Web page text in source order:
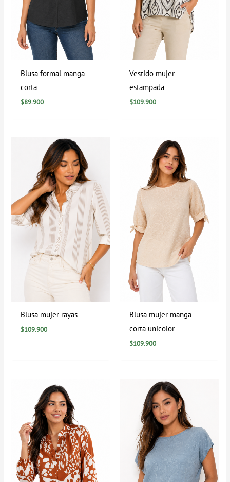
Blusa formal manga
corta
$89.900
Vestido mujer
estampada
$109.900
Blusa mujer rayas
$109.900
Blusa mujer manga
corta unicolor
$109.900